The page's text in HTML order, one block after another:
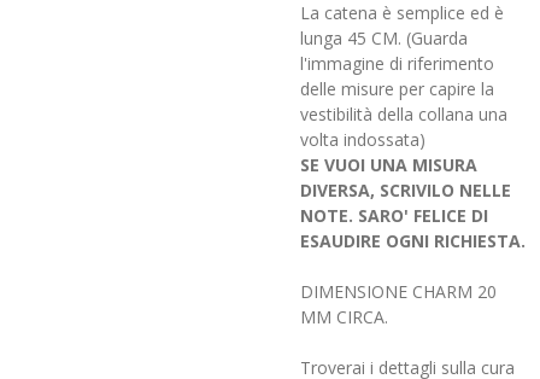
La catena è semplice ed è
lunga 45 CM. (Guarda
l'immagine di riferimento
delle misure per capire la
vestibilità della collana una
volta indossata)
SE VUOI UNA MISURA
DIVERSA, SCRIVILO NELLE
NOTE. SARO' FELICE DI
ESAUDIRE OGNI RICHIESTA.
DIMENSIONE CHARM 20
MM CIRCA.
Troverai i dettagli sulla cura